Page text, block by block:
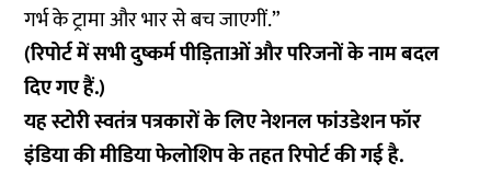
गर्भ के ट्रामा और भार से बच जाएगीं.”
(रिपोर्ट में सभी दुष्कर्म पीड़िताओं और परिजनों के नाम बदल
दिए गए हैं.)
यह स्टोरी स्वतंत्र पत्रकारों के लिए नेशनल फांउडेशन फॉर
इंडिया की मीडिया फेलोशिप के तहत रिपोर्ट की गई है.